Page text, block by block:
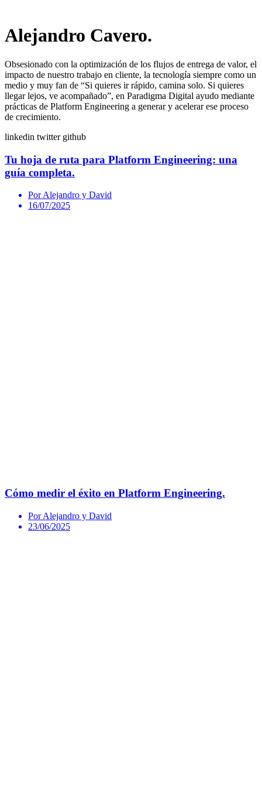
Alejandro Cavero.
Obsesionado con la optimización de los flujos de entrega de valor, el
impacto de nuestro trabajo en cliente, la tecnología siempre como un
medio y muy fan de “Si quieres ir rápido, camina solo. Si quieres
llegar lejos, ve acompañado”, en Paradigma Digital ayudo mediante
prácticas de Platform Engineering a generar y acelerar ese proceso
de crecimiento.
linkedin twitter github
Tu hoja de ruta para Platform Engineering: una
guía completa.
Por Alejandro y David
16/07/2025
Cómo medir el éxito en Platform Engineering.
Por Alejandro y David
23/06/2025